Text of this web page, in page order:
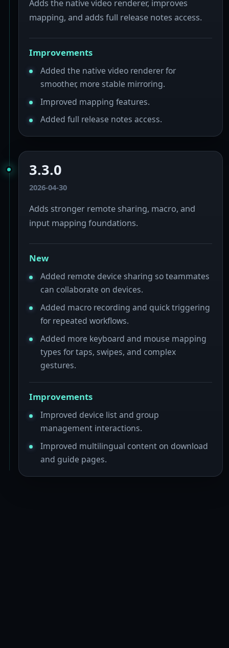
Adds the native video renderer, improves
mapping, and adds full release notes access.
Improvements
Added the native video renderer for
smoother, more stable mirroring.
Improved mapping features.
Added full release notes access.
3.3.0
2026-04-30
Adds stronger remote sharing, macro, and
input mapping foundations.
New
Added remote device sharing so teammates
can collaborate on devices.
Added macro recording and quick triggering
for repeated workflows.
Added more keyboard and mouse mapping
types for taps, swipes, and complex
gestures.
Improvements
Improved device list and group
management interactions.
Improved multilingual content on download
and guide pages.